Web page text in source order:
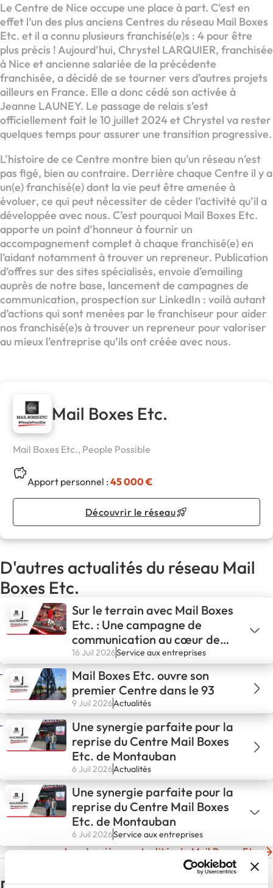
Le Centre de Nice occupe une place à part. C’est en
effet l’un des plus anciens Centres du réseau Mail Boxes
Etc. et il a connu plusieurs franchisé(e)s : 4 pour être
plus précis ! Aujourd’hui, Chrystel LARQUIER, franchisée
à Nice et ancienne salariée de la précédente
franchisée, a décidé de se tourner vers d’autres projets
ailleurs en France. Elle a donc cédé son activée à
Jeanne LAUNEY. Le passage de relais s’est
officiellement fait le 10 juillet 2024 et Chrystel va rester
quelques temps pour assurer une transition progressive.
L’histoire de ce Centre montre bien qu’un réseau n’est
pas figé, bien au contraire. Derrière chaque Centre il y a
un(e) franchisé(e) dont la vie peut être amenée à
évoluer, ce qui peut nécessiter de céder l’activité qu’il a
développée avec nous. C’est pourquoi Mail Boxes Etc.
apporte un point d’honneur à fournir un
accompagnement complet à chaque franchisé(e) en
l’aidant notamment à trouver un repreneur. Publication
d’offres sur des sites spécialisés, envoie d’emailing
auprès de notre base, lancement de campagnes de
communication, prospection sur LinkedIn : voilà autant
d’actions qui sont menées par le franchiseur pour aider
nos franchisé(e)s à trouver un repreneur pour valoriser
au mieux l’entreprise qu’ils ont créée avec nous.
Mail Boxes Etc.
Mail Boxes Etc., People Possible
Apport personnel :45 000 €
Découvrir le réseau
D'autres actualités du réseau Mail
Boxes Etc.
Sur le terrain avec Mail Boxes
Etc. : Une campagne de
communication au cœur de
l'action sportive
16 Juil 2026Service aux entreprises
Mail Boxes Etc. ouvre son
premier Centre dans le 93
9 Juil 2026Actualités
Une synergie parfaite pour la
reprise du Centre Mail Boxes
Etc. de Montauban
6 Juil 2026Actualités
Une synergie parfaite pour la
reprise du Centre Mail Boxes
Etc. de Montauban
6 Juil 2026Service aux entreprises
Les dernières actualités de Mail Boxes Etc.